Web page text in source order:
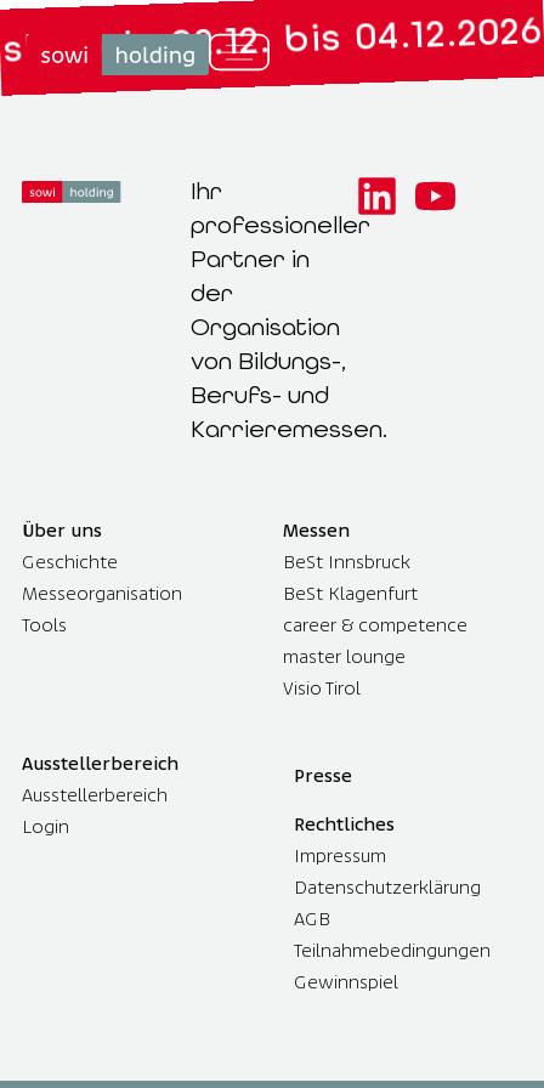
02.12. bis 04.12.2026
Ihr
professioneller
Partner in
der
Organisation
von Bildungs-,
Berufs- und
Karrieremessen.
Über uns
Geschichte
Messeorganisation
Tools
Messen
BeSt Innsbruck
BeSt Klagenfurt
career & competence
master lounge
Visio Tirol
Ausstellerbereich
Ausstellerbereich
Login
Presse
Rechtliches
Impressum
Datenschutzerklärung
AGB
Teilnahmebedingungen
Gewinnspiel